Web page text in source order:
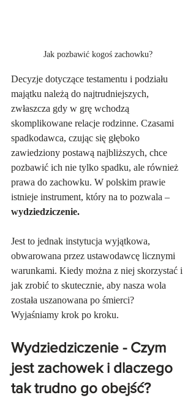
Jak pozbawić kogoś zachowku?
Decyzje dotyczące testamentu i podziału
majątku należą do najtrudniejszych,
zwłaszcza gdy w grę wchodzą
skomplikowane relacje rodzinne. Czasami
spadkodawca, czując się głęboko
zawiedziony postawą najbliższych, chce
pozbawić ich nie tylko spadku, ale również
prawa do zachowku. W polskim prawie
istnieje instrument, który na to pozwala –
wydziedziczenie.
Jest to jednak instytucja wyjątkowa,
obwarowana przez ustawodawcę licznymi
warunkami. Kiedy można z niej skorzystać i
jak zrobić to skutecznie, aby nasza wola
została uszanowana po śmierci?
Wyjaśniamy krok po kroku.
Wydziedziczenie - Czym
jest zachowek i dlaczego
tak trudno go obejść?